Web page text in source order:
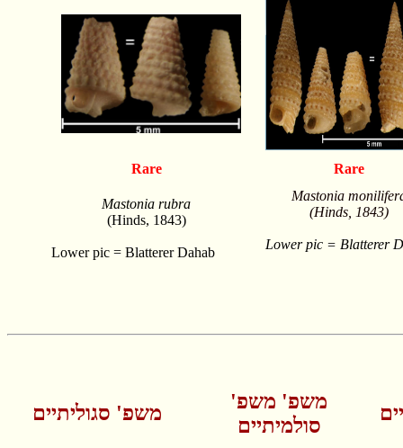
Rare Rare
Mastonia rubra
(Hinds, 1843)
Lower pic = Blatterer Dahab
Mastonia
(Hinds, 1843)
Lower pic = Blatterer
משפ' סגוליתיים
משפ' משפ'
סולמיתיים